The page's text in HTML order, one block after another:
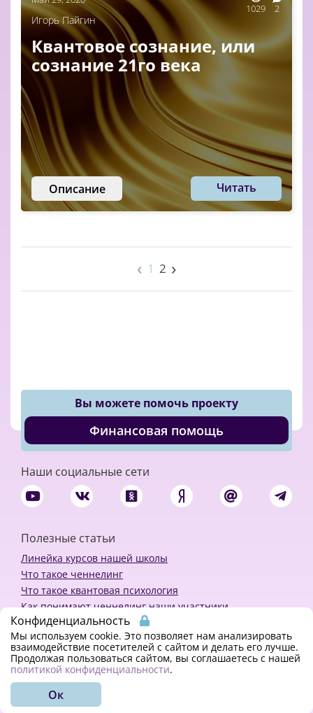
1029 2
Игорь Пайгин
Квантовое сознание, или
сознание 21го века
Описание Читать
‹ 1 2 ›
Вы можете помочь проекту
Финансовая помощь
Наши социальные сети
Полезные статьи
Линейка курсов нашей школы
Что такое ченнелинг
Что такое квантовая психология
Как понимают ченнелинг наши участники
Политика конфиденциальности
Закажи ченнелинг
© 2018 - 2023 Kvreal2018 | All rights reserved.
Конфиденциальность
Мы используем cookie. Это позволяет нам анализировать
взаимодействие посетителей с сайтом и делать его лучше.
Продолжая пользоваться сайтом, вы соглашаетесь с нашей
политикой конфиденциальности.
Ок